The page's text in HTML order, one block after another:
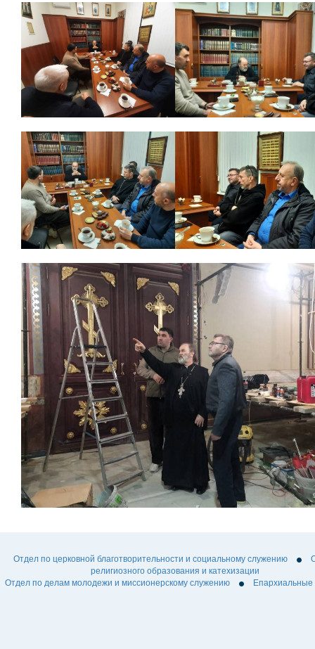
Отдел по церковной благотворительности и социальному служению
религиозного образования и катехизации
Отдел по делам молодежи и миссионерскому служению